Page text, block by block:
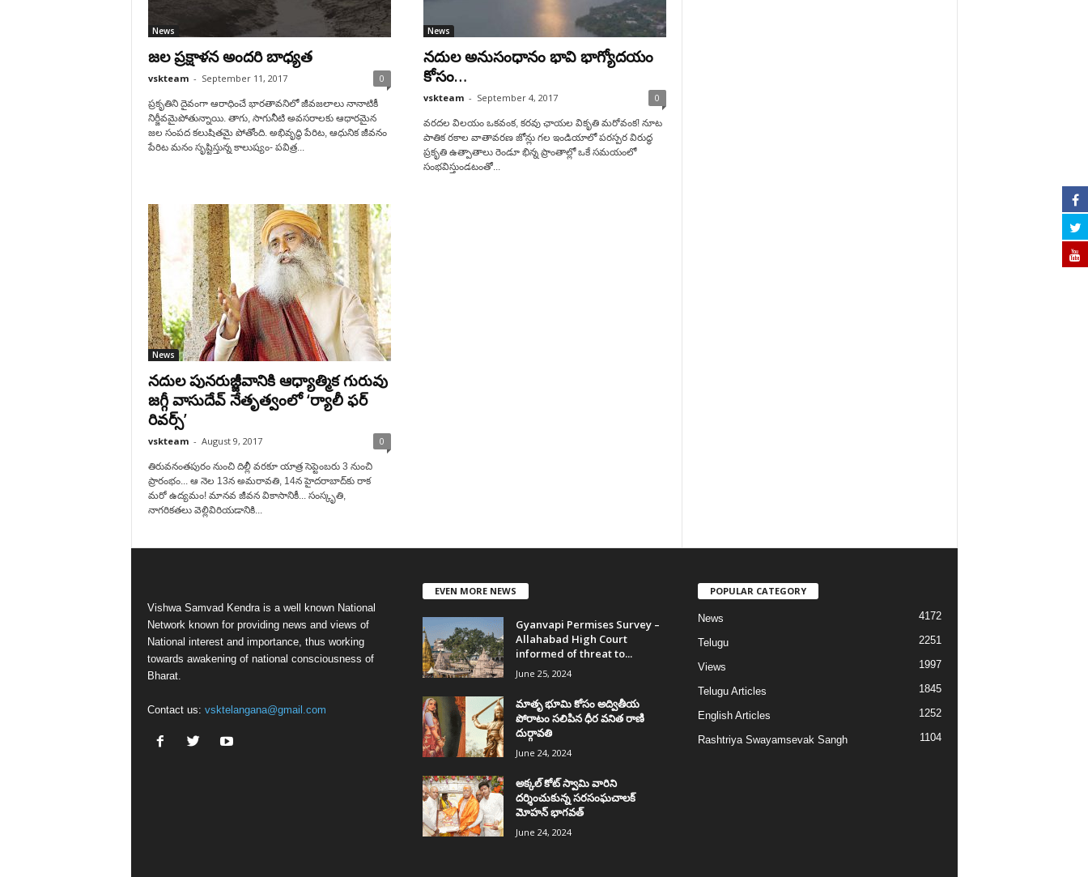
News
జల ప్రక్షాళన అందరి బాధ్యత
vskteam - September 11, 2017 0
ప్రకృతిని దైవంగా ఆరాధించే భారతావనిలో జీవజలాలు నానాటికీ
నిర్జీవమైపోతున్నాయి. తాగు, సాగునీటి అవసరాలకు ఆధారమైన
జల సంపద కలుషితమై పోతోంది. అభివృద్ధి పేరిట, ఆధునిక జీవనం
పేరిట మనం సృష్టిస్తున్న కాలుష్యం- పవిత్ర...
News
నదుల అనుసంధానం భావి భాగ్యోదయం
కోసం…
vskteam - September 4, 2017 0
వరదల విలయం ఒకవంక, కరవు ఛాయల వికృతి మరోవంక! నూట
పాతిక రకాల వాతావరణ జోన్లు గల ఇండియాలో పరస్పర విరుద్ధ
ప్రకృతి ఉత్పాతాలు రెండూ భిన్న ప్రాంతాల్లో ఒకే సమయంలో
సంభవిస్తుండటంతో...
News
నదుల పునరుజ్జీవానికి ఆధ్యాత్మిక గురువు
జగ్గీ వాసుదేవ్‌ నేతృత్వంలో ‘ర్యాలీ ఫర్‌
రివర్స్‌’
vskteam - August 9, 2017 0
తిరువనంతపురం నుంచి దిల్లీ వరకూ యాత్ర సెప్టెంబరు 3 నుంచి
ప్రారంభం... ఆ నెల 13న అమరావతి, 14న హైదరాబాద్‌కు రాక
మరో ఉద్యమం! మానవ జీవన వికాసానికీ... సంస్కృతి,
నాగరికతలు వెల్లివిరియడానికి...
Vishwa Samvad Kendra is a well known National
Network known for providing news and views of
National interest and importance, thus working
towards awakening of national consciousness of
Bharat.
Contact us: vsktelangana@gmail.com
EVEN MORE NEWS
Gyanvapi Permises Survey –
Allahabad High Court
informed of threat to...
June 25, 2024
మాతృ భూమి కోసం అద్వితీయ
పోరాటం సలిపిన ధీర వనిత రాణి
దుర్గావతి
June 24, 2024
అక్కల్‌ కోట్‌ స్వామి వారిని
దర్శించుకున్న సరసంఘచాలక్
మోహన్ భాగవత్
June 24, 2024
POPULAR CATEGORY
News 4172
Telugu 2251
Views 1997
Telugu Articles 1845
English Articles 1252
Rashtriya Swayamsevak Sangh 1104